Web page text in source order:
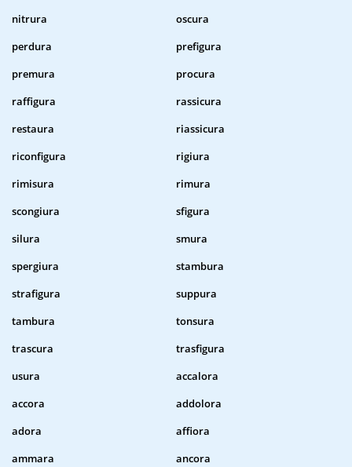
nitrura
oscura
perdura
prefigura
premura
procura
raffigura
rassicura
restaura
riassicura
riconfigura
rigiura
rimisura
rimura
scongiura
sfigura
silura
smura
spergiura
stambura
strafigura
suppura
tambura
tonsura
trascura
trasfigura
usura
accalora
accora
addolora
adora
affiora
ammara
ancora